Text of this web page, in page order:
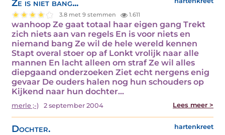
Ze is niet bang...
3.8 met 9 stemmen 1.611
wanhoop Ze gaat totaal haar eigen gang Trekt
zich niets aan van regels En is voor niets en
niemand bang Ze wil de hele wereld kennen
Stapt overal stoer op af Lonkt vrolijk naar alle
mannen En lacht alleen om straf Ze wil alles
diepgaand onderzoeken Ziet echt nergens enig
gevaar De ouders halen nog hun schouders op
Kijkend naar hun dochter…
merle ;-) 2 september 2004 Lees meer >
Dochter. hartenkreet